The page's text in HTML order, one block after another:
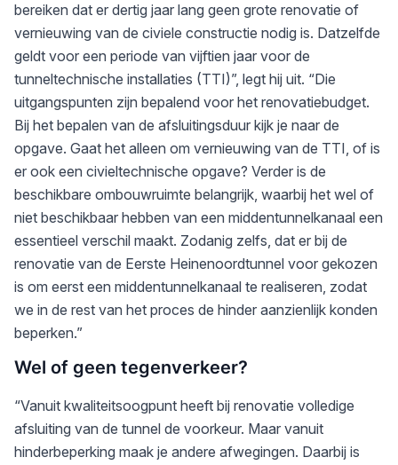
bereiken dat er dertig jaar lang geen grote renovatie of
vernieuwing van de civiele constructie nodig is. Datzelfde
geldt voor een periode van vijftien jaar voor de
tunneltechnische installaties (TTI)”, legt hij uit. “Die
uitgangspunten zijn bepalend voor het renovatiebudget.
Bij het bepalen van de afsluitingsduur kijk je naar de
opgave. Gaat het alleen om vernieuwing van de TTI, of is
er ook een civieltechnische opgave? Verder is de
beschikbare ombouwruimte belangrijk, waarbij het wel of
niet beschikbaar hebben van een middentunnelkanaal een
essentieel verschil maakt. Zodanig zelfs, dat er bij de
renovatie van de Eerste Heinenoordtunnel voor gekozen
is om eerst een middentunnelkanaal te realiseren, zodat
we in de rest van het proces de hinder aanzienlijk konden
beperken.”
Wel of geen tegenverkeer?
“Vanuit kwaliteitsoogpunt heeft bij renovatie volledige
afsluiting van de tunnel de voorkeur. Maar vanuit
hinderbeperking maak je andere afwegingen. Daarbij is